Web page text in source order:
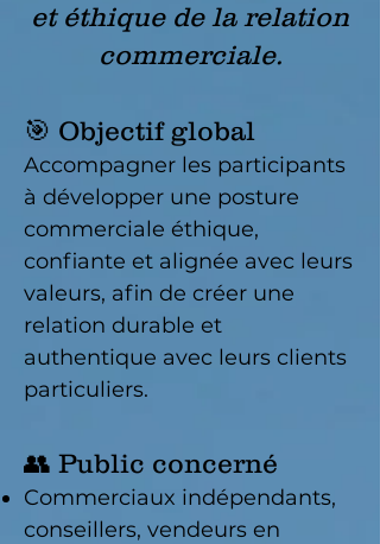
et éthique de la relation
commerciale.
🎯 Objectif global
Accompagner les participants
à développer une posture
commerciale éthique,
confiante et alignée avec leurs
valeurs, afin de créer une
relation durable et
authentique avec leurs clients
particuliers.
👥 Public concerné
Commerciaux indépendants,
conseillers, vendeurs en